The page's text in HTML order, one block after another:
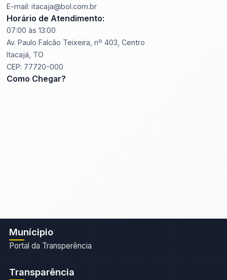
E-mail: itacaja@bol.com.br
Horário de Atendimento:
07:00 às 13:00
Av. Paulo Falcão Teixeira, nº 403, Centro
Itacajá, TO
CEP: 77720-000
Como Chegar?
Munícipio
Portal da Transperência
Transparência